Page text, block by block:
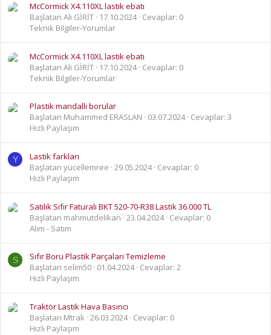
McCormick X4.110XL lastik ebatı
Başlatan Ali GİRİT
17.10.2024 Cevaplar: 0
Teknik Bilgiler-Yorumlar
McCormick X4.110XL lastik ebatı
Başlatan Ali GİRİT
17.10.2024 Cevaplar: 0
Teknik Bilgiler-Yorumlar
Plastik mandallı borular
Başlatan Muhammed ERASLAN
03.07.2024 Cevaplar: 3
Hızlı Paylaşım
Y
Lastik farkları
Başlatan yücellemree 29.05.2024 Cevaplar: 0
Hızlı Paylaşım
Satılık Sıfır Faturalı BKT 520-70-R38 Lastik 36.000 TL
Başlatan mahmutdelikan 23.04.2024 Cevaplar: 0
Alım - Satım
S
Sıfır Boru Plastik Parçalari Temizleme
Başlatan selim50 01.04.2024 Cevaplar: 2
Hızlı Paylaşım
Traktör Lastik Hava Basıncı
Başlatan Mtrak 26.03.2024 Cevaplar: 0
Hızlı Paylaşım